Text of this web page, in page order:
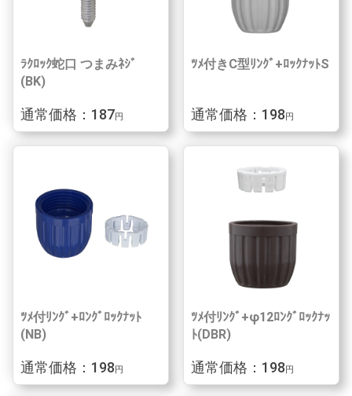
ﾗｸﾛｯｸ蛇口 つまみﾈｼﾞ
(BK)
通常価格：187円
ﾂﾒ付きC型ﾘﾝｸﾞ+ﾛｯｸﾅｯﾄS
通常価格：198円
ﾂﾒ付ﾘﾝｸﾞ+ﾛﾝｸﾞﾛｯｸﾅｯﾄ
(NB)
通常価格：198円
ﾂﾒ付ﾘﾝｸﾞ+φ12ﾛﾝｸﾞﾛｯｸﾅｯ
ﾄ(DBR)
通常価格：198円